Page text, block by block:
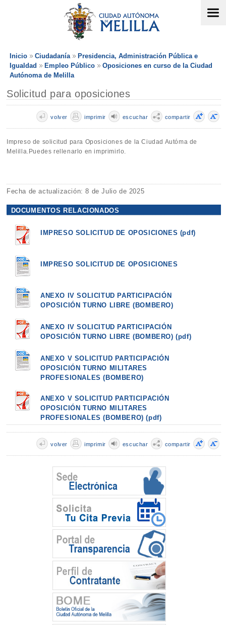
Inicio Ciudadanía
Presidencia, Administración Pública e
Igualdad
Empleo Público
Oposiciones en curso de la Ciudad
Autónoma de Melilla
Solicitud para oposiciones
compartir
escuchar
imprimir
volver
Impreso de solicitud para Oposiciones de la Ciudad Autóma de
Melilla.Puedes rellenarlo en imprimirlo.
Fecha de actualización: 8 de Julio de 2025
DOCUMENTOS RELACIONADOS
IMPRESO SOLICITUD DE OPOSICIONES (pdf)
IMPRESO SOLICITUD DE OPOSICIONES
ANEXO IV SOLICITUD PARTICIPACIÓN
OPOSICIÓN TURNO LIBRE (BOMBERO)
ANEXO IV SOLICITUD PARTICIPACIÓN
OPOSICIÓN TURNO LIBRE (BOMBERO) (pdf)
ANEXO V SOLICITUD PARTICIPACIÓN
OPOSICIÓN TURNO MILITARES
PROFESIONALES (BOMBERO)
ANEXO V SOLICITUD PARTICIPACIÓN
OPOSICIÓN TURNO MILITARES
PROFESIONALES (BOMBERO) (pdf)
compartir
escuchar
imprimir
volver